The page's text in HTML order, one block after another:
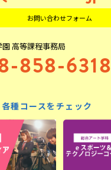
お問い合わせフォーム
高等課程事務局
858-6318
種コースをチェック